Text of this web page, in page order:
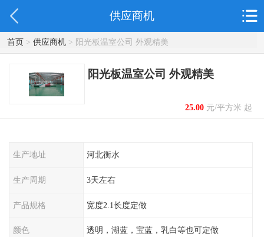
供应商机
首页> 供应商机> 阳光板温室公司 外观精美
阳光板温室公司 外观精美
25.00元/平方米 起
生产地址 河北衡水
生产周期 3天左右
产品规格 宽度2.1长度定做
颜色 透明，湖蓝，宝蓝，乳白等也可定做